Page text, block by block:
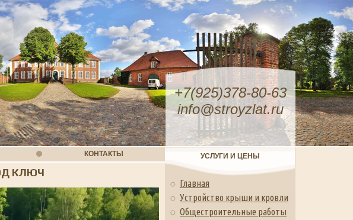
+7(925)378-80-63
info@stroyzlat.ru
КОНТАКТЫ
КЛЮЧ
УСЛУГИ И ЦЕНЫ
Главная
Устройство крыши и кровли
Общестроительные работы